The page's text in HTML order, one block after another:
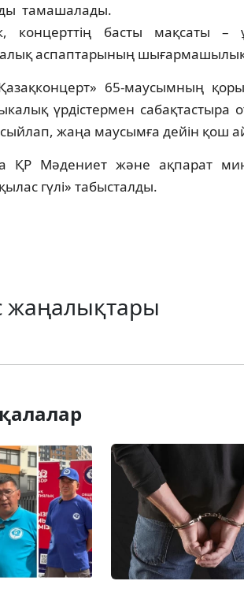
тамашалады.
концерттің басты мақсаты –
аспаптарының шығармашылық
65-маусымның
үрдістермен
сыйлап, жаңа маусымға дейін қош
Мәдениет және ақпарат
гүлі» табысталды.
жаңалықтары